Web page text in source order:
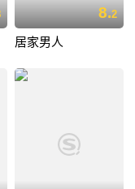
8.2
居家男人